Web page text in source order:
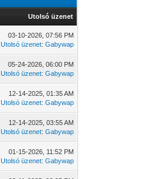
Utolsó üzenet
03-10-2026, 07:56 PM
Utolsó üzenet:Gabywap
05-24-2026, 06:00 PM
Utolsó üzenet:Gabywap
12-14-2025, 01:35 AM
Utolsó üzenet:Gabywap
12-14-2025, 03:55 AM
Utolsó üzenet:Gabywap
01-15-2026, 11:52 PM
Utolsó üzenet:Gabywap